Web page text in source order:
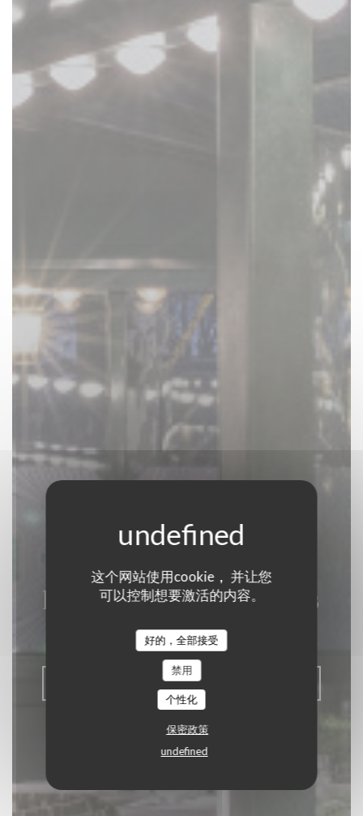
这个网站使用cookie， 并让您
可以控制想要激活的内容。
好的，全部接受
禁用
个性化
保密政策
undefined
La Closerie des Lilas
美食餐厅|PARIS
预订餐位